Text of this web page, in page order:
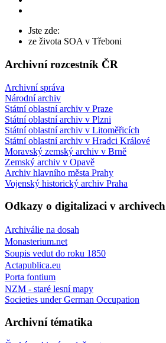
Jste zde:
ze života SOA v Třeboni
Archivní rozcestník ČR
Archivní správa
Národní archiv
Státní oblastní archiv v Praze
Státní oblastní archiv v Plzni
Státní oblastní archiv v Litoměřicích
Státní oblastní archiv v Hradci Králové
Moravský zemský archiv v Brně
Zemský archiv v Opavě
Archiv hlavního města Prahy
Vojenský historický archiv Praha
Odkazy o digitalizaci v archivech
Archiválie na dosah
Monasterium.net
Soupis vedut do roku 1850
Actapublica.eu
Porta fontium
NZM - staré lesní mapy
Societies under German Occupation
Archivní tématika